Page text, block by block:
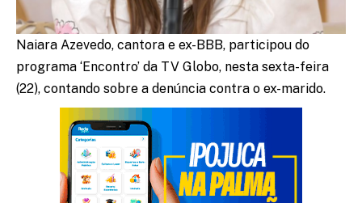
Naiara Azevedo, cantora e ex-BBB, participou do
programa ‘Encontro’ da TV Globo, nesta sexta-feira
(22), contando sobre a denúncia contra o ex-marido.